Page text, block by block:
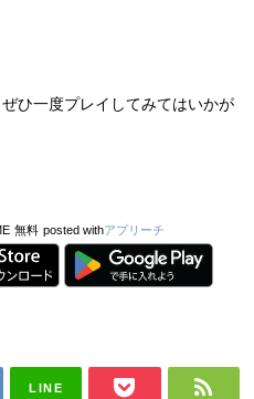
ひ一度プレイしてみてはいかが
無料 posted withアプリーチ
LINE